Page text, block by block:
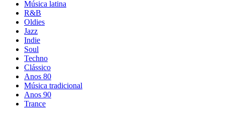
Música latina
R&B
Oldies
Jazz
Indie
Soul
Techno
Clássico
Anos 80
Música tradicional
Anos 90
Trance